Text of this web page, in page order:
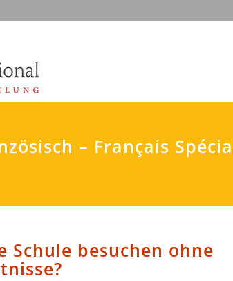
– Français
Schule besuchen ohne